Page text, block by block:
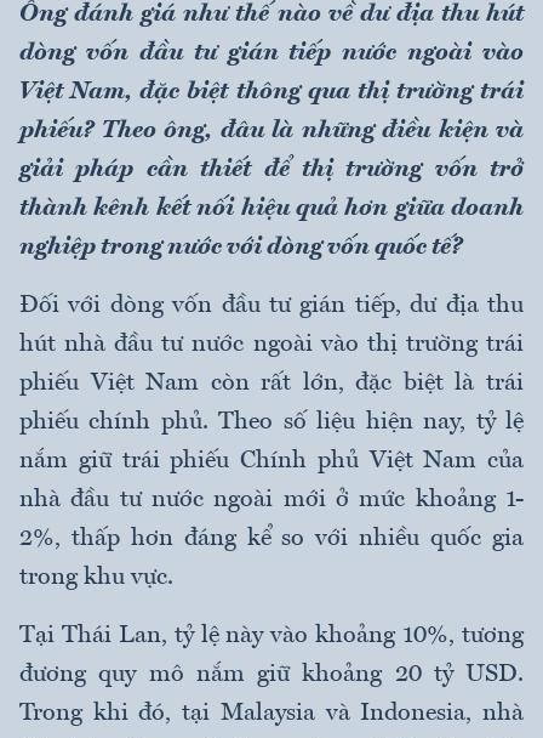
Ông đánh giá như thế nào về dư địa thu hút
dòng vốn đầu tư gián tiếp nước ngoài vào
Việt Nam, đặc biệt thông qua thị trường trái
phiếu? Theo ông, đâu là những điều kiện và
giải pháp cần thiết để thị trường vốn trở
thành kênh kết nối hiệu quả hơn giữa doanh
nghiệp trong nước với dòng vốn quốc tế?
Đối với dòng vốn đầu tư gián tiếp, dư địa thu
hút nhà đầu tư nước ngoài vào thị trường trái
phiếu Việt Nam còn rất lớn, đặc biệt là trái
phiếu chính phủ. Theo số liệu hiện nay, tỷ lệ
nắm giữ trái phiếu Chính phủ Việt Nam của
nhà đầu tư nước ngoài mới ở mức khoảng 1-
2%, thấp hơn đáng kể so với nhiều quốc gia
trong khu vực.
Tại Thái Lan, tỷ lệ này vào khoảng 10%, tương
đương quy mô nắm giữ khoảng 20 tỷ USD.
Trong khi đó, tại Malaysia và Indonesia, nhà